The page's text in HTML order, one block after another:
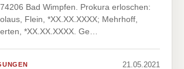
Bad Wimpfen. Prokura erloschen:
Flein, *XX.XX.XXXX; Mehrhoff,
*XX.XX.XXXX. Ge…
21.05.2021